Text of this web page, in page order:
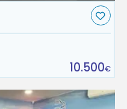
10.500€